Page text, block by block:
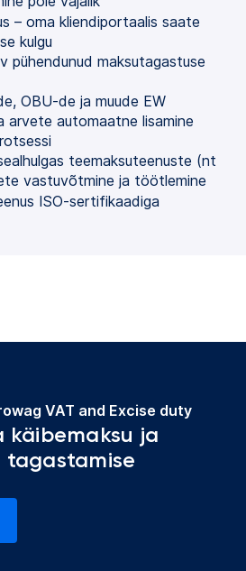
– oma kliendiportaalis saate
kulgu
pühendunud maksutagastuse
OBU-de ja muude EW
arvete automaatne lisamine
teemaksuteenuste (nt
vastuvõtmine ja töötlemine
ISO-sertifikaadiga
VAT and Excise duty
käibemaksu ja
tagastamise